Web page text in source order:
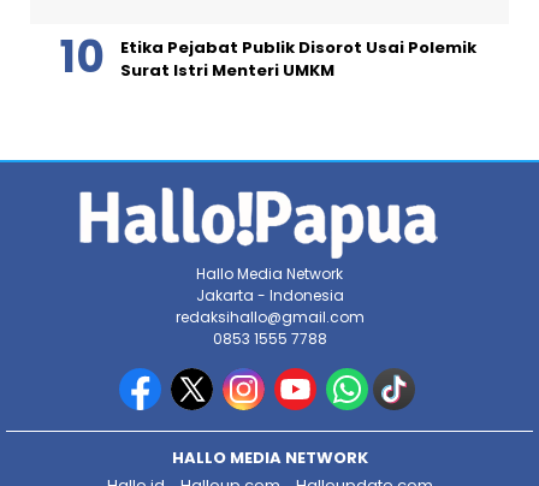
Etika Pejabat Publik Disorot Usai Polemik
Surat Istri Menteri UMKM
Hallo Media Network
Jakarta - Indonesia
redaksihallo@gmail.com
0853 1555 7788
HALLO MEDIA NETWORK